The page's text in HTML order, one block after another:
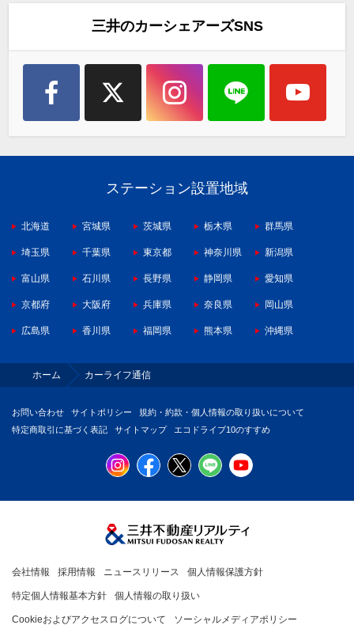
三井のカーシェアーズSNS
ステーション設置地域
北海道 宮城県 茨城県 栃木県 群馬県
埼玉県 千葉県 東京都 神奈川県 新潟県
富山県 石川県 長野県 静岡県 愛知県
京都府 大阪府 兵庫県 奈良県 岡山県
広島県 香川県 福岡県 熊本県 沖縄県
ホーム カーライフ通信
お問い合わせ サイトポリシー
規約・約款・個人情報の取り扱いについて
特定商取引に基づく表記
サイトマップ エコドライブ10のすすめ
会社情報 採用情報 ニュースリリース 個人情報保護方針
特定個人情報基本方針 個人情報の取り扱い
Cookieおよびアクセスログについて ソーシャルメディアポリシー